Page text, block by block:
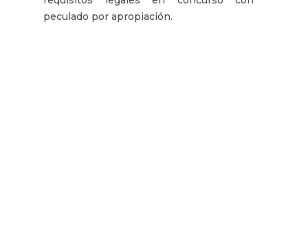
peculado por apropiación.